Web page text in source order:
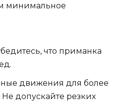
минимальное
что приманка
движения для более
Не допускайте резких